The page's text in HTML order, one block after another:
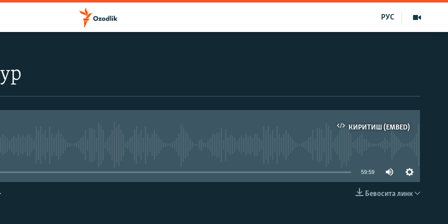
РУС
КИРИТИШ (EMBED)
59:59
Бевосита линк